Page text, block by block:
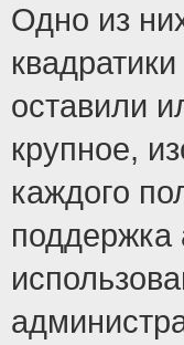
Одно из
оставили
крупное,
каждого
поддержка